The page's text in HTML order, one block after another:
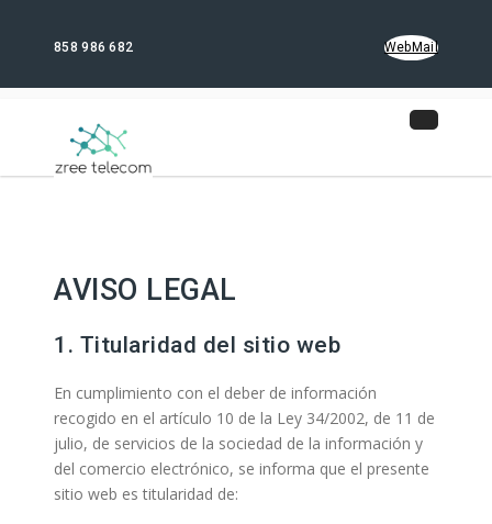
858 986 682 WebMail
AVISO LEGAL
1. Titularidad del sitio web
En cumplimiento con el deber de información
recogido en el artículo 10 de la Ley 34/2002, de 11 de
julio, de servicios de la sociedad de la información y
del comercio electrónico, se informa que el presente
sitio web es titularidad de: